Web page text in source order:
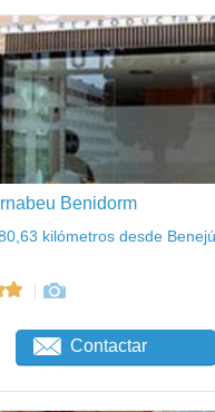
Benidorm
kilómetros desde
Contactar